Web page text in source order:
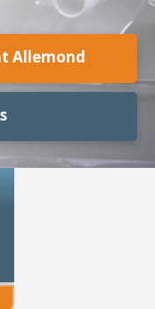
Allemond